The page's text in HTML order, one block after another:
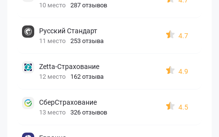
10 место 287 отзывов
Русский Стандарт
11 место 253 отзыва
4.7
Zetta-Страхование
12 место 162 отзыва
4.9
СберСтрахование
13 место 326 отзывов
4.5